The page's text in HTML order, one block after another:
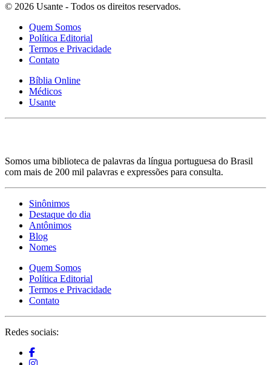
© 2026 Usante - Todos os direitos reservados.
Quem Somos
Política Editorial
Termos e Privacidade
Contato
Bíblia Online
Médicos
Usante
Somos uma biblioteca de palavras da língua portuguesa do Brasil
com mais de 200 mil palavras e expressões para consulta.
Sinônimos
Destaque do dia
Antônimos
Blog
Nomes
Quem Somos
Política Editorial
Termos e Privacidade
Contato
Redes sociais: